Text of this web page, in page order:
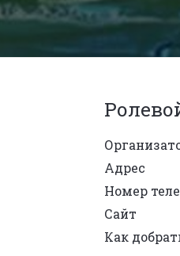
Адрес
Номер
Сайт
Как